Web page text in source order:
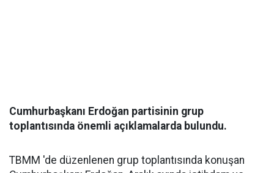
Cumhurbaşkanı Erdoğan partisinin grup
toplantısında önemli açıklamalarda bulundu.
TBMM 'de düzenlenen grup toplantısında konuşan